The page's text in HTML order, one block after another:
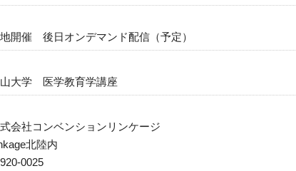
開催 後日オンデマンド配信（予定）
大学 医学教育学講座
会社コンベンションリンケージ
北陸内
0025